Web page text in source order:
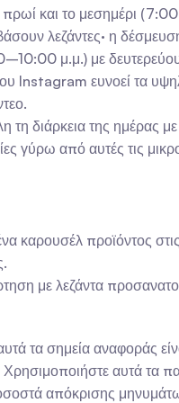
πρωί και το μεσημέρι
λεζάντες· η
μ.μ.) με
Instagram ευνοεί τα
τη διάρκεια της ημέρας
γύρω από αυτές τις
καρουσέλ προϊόντος
με λεζάντα
τα σημεία αναφοράς
αυτά τα
απόκρισης